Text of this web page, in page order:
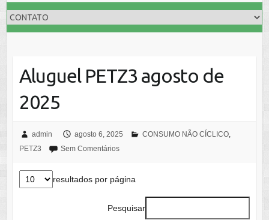
Aluguel PETZ3 agosto de
2025
admin agosto 6, 2025 CONSUMO NÃO CÍCLICO,
PETZ3
Sem Comentários
resultados por página
Pesquisar